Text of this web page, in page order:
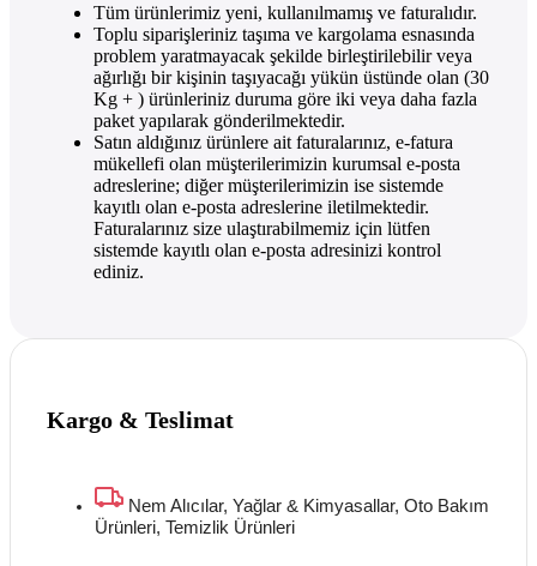
Tüm ürünlerimiz yeni, kullanılmamış ve faturalıdır.
Toplu siparişleriniz taşıma ve kargolama esnasında
problem yaratmayacak şekilde birleştirilebilir veya
ağırlığı bir kişinin taşıyacağı yükün üstünde olan (30
Kg + ) ürünleriniz duruma göre iki veya daha fazla
paket yapılarak gönderilmektedir.
Satın aldığınız ürünlere ait faturalarınız, e-fatura
mükellefi olan müşterilerimizin kurumsal e-posta
adreslerine; diğer müşterilerimizin ise sistemde
kayıtlı olan e-posta adreslerine iletilmektedir.
Faturalarınız size ulaştırabilmemiz için lütfen
sistemde kayıtlı olan e-posta adresinizi kontrol
ediniz.
Kargo & Teslimat
Nem Alıcılar, Yağlar & Kimyasallar, Oto Bakım
Ürünleri, Temizlik Ürünleri